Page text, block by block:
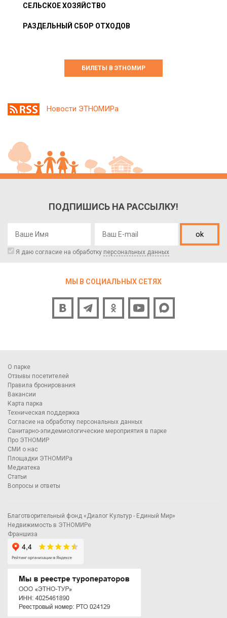
СЕЛЬСКОЕ ХОЗЯЙСТВО
РАЗДЕЛЬНЫЙ СБОР ОТХОДОВ
БИЛЕТЫ В ЭТНОМИР
Новости ЭТНОМИРа
ПОДПИШИСЬ НА РАССЫЛКУ!
ok
Я даю согласие на обработку персональных данных
МЫ В СОЦИАЛЬНЫХ СЕТЯХ
О парке
Отзывы посетителей
Правила бронирования
Вакансии
Карта парка
Техническая поддержка
Согласие на обработку персональных данных
Санитарно-эпидемиологические мероприятия в парке
Про ЭТНОМИР
СМИ о нас
Площадки ЭТНОМИРа
Медиатека
Статьи
Вопросы и ответы
Благотворительный фонд «Диалог Культур - Единый Мир»
Недвижимость в ЭТНОМИРе
Франшиза